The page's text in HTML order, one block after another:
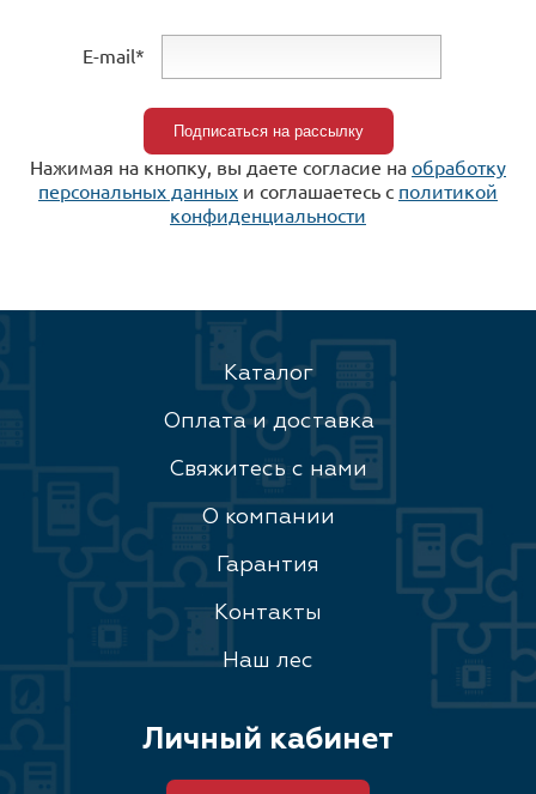
E-mail*
Нажимая на кнопку, вы даете согласие на обработку
персональных данных и соглашаетесь c политикой
конфиденциальности
Каталог
Оплата и доставка
Свяжитесь с нами
О компании
Гарантия
Контакты
Наш лес
Личный кабинет